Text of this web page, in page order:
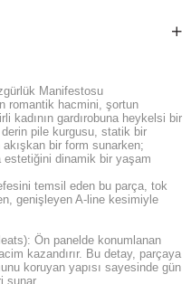
Manifestosu
romantik hacmini, şortun
kadının gardırobuna heykelsi bir
derin pile kurgusu, statik bir
bir form sunarken;
estetiğini dinamik bir yaşam
temsil eden bu parça, tok
genişleyen A-line kesimiyle
Ön panelde konumlanan
kazandırır. Bu detay, parçaya
koruyan yapısı sayesinde gün
sunar.